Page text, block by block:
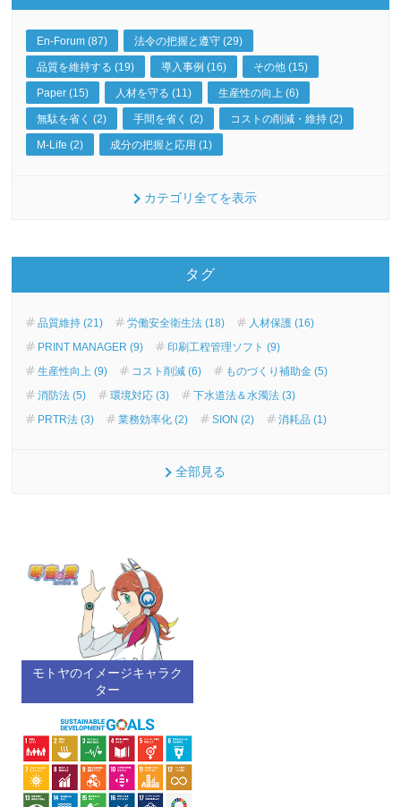
En-Forum (87) 法令の把握と遵守 (29)
品質を維持する (19) 導入事例 (16) その他 (15)
Paper (15) 人材を守る (11) 生産性の向上 (6)
無駄を省く (2) 手間を省く (2) コストの削減・維持 (2)
M-Life (2) 成分の把握と応用 (1)
カテゴリ全てを表示
タグ
品質維持 (21) 労働安全衛生法 (18)
人材保護 (16)
PRINT MANAGER (9)
印刷工程管理ソフト (9)
生産性向上 (9)
コスト削減 (6)
ものづくり補助金 (5)
消防法 (5)
環境対応 (3)
下水道法＆水濁法 (3)
PRTR法 (3)
業務効率化 (2) SION (2) 消耗品 (1)
全部見る
モトヤのイメージキャラク
ター